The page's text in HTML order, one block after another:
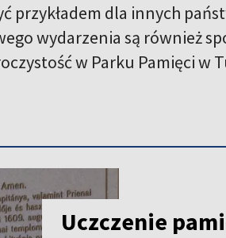
przykładem dla innych
wydarzenia są również
w Parku Pamięci w
Uczczenie